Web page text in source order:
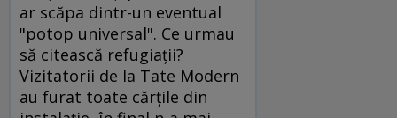
ar scăpa dintr-un eventual
"potop universal". Ce urmau
să citească refugiaţii?
Vizitatorii de la Tate Modern
au furat toate cărţile din